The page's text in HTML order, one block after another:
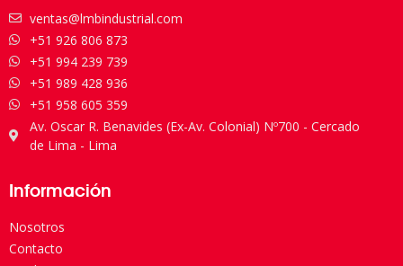
ventas@lmbindustrial.com
+51 926 806 873
+51 994 239 739
+51 989 428 936
+51 958 605 359
Av. Oscar R. Benavides (Ex-Av. Colonial) Nº700 - Cercado
de Lima - Lima
Información
Nosotros
Contacto